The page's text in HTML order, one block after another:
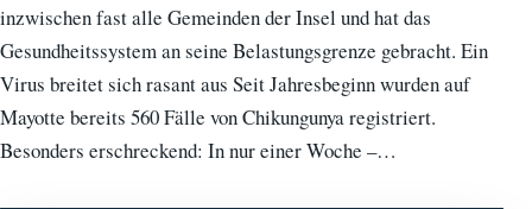
inzwischen fast alle Gemeinden der Insel und hat das
Gesundheitssystem an seine Belastungsgrenze gebracht. Ein
Virus breitet sich rasant aus Seit Jahresbeginn wurden auf
Mayotte bereits 560 Fälle von Chikungunya registriert.
Besonders erschreckend: In nur einer Woche –…